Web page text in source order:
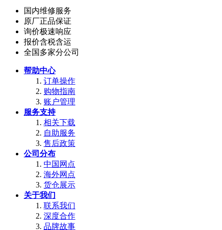
国内维修服务
原厂正品保证
询价极速响应
报价含税含运
全国多家分公司
帮助中心
订单操作
购物指南
账户管理
服务支持
相关下载
自助服务
售后政策
公司分布
中国网点
海外网点
货仓展示
关于我们
联系我们
深度合作
品牌故事